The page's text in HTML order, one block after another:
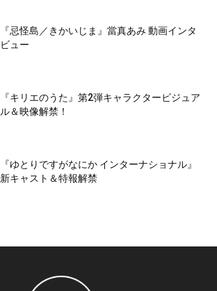
『忌怪島／きかいじま』當真あみ 動画インタ
ビュー
『キリエのうた』第2弾キャラクタービジュア
ル＆映像解禁！
『ゆとりですがなにか インターナショナル』
新キャスト＆特報解禁